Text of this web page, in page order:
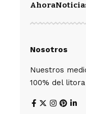
Ahora
Nosotros
Nuestros
100% del